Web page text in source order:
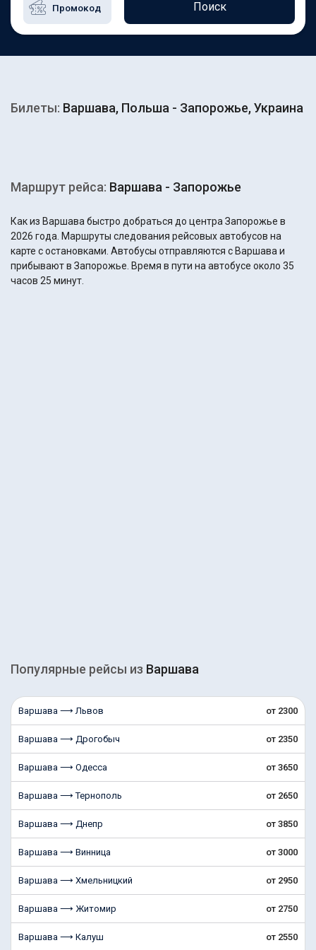
Поиск
Билеты: Варшава, Польша - Запорожье, Украина
Маршрут рейса: Варшава - Запорожье
Как из Варшава быстро добраться до центра Запорожье в
2026 года. Маршруты следования рейсовых автобусов на
карте с остановками. Автобусы отправляются с Варшава и
прибывают в Запорожье. Время в пути на автобусе около 35
часов 25 минут.
Популярные рейсы из Варшава
Варшава ⟶ Львов от 2300
Варшава ⟶ Дрогобыч от 2350
Варшава ⟶ Одесса от 3650
Варшава ⟶ Тернополь от 2650
Варшава ⟶ Днепр от 3850
Варшава ⟶ Винница от 3000
Варшава ⟶ Хмельницкий от 2950
Варшава ⟶ Житомир от 2750
Варшава ⟶ Калуш от 2550